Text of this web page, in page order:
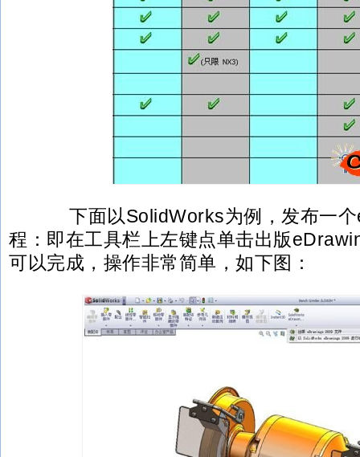
下面以SolidWorks为例，发布一个
程：即在工具栏上左键点单击出版
可以完成，操作非常简单，如下图：